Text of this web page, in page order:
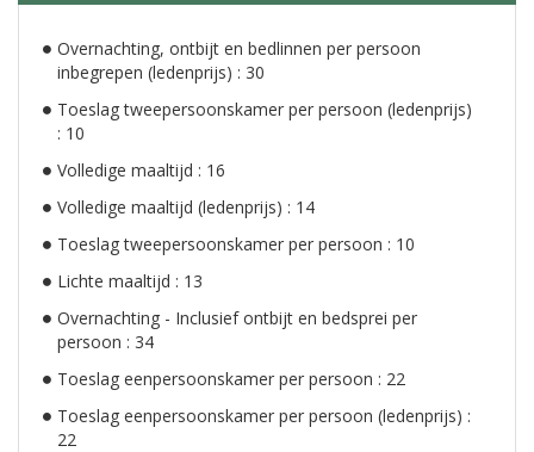
Overnachting, ontbijt en bedlinnen per persoon
inbegrepen (ledenprijs) : 30
Toeslag tweepersoonskamer per persoon (ledenprijs)
: 10
Volledige maaltijd : 16
Volledige maaltijd (ledenprijs) : 14
Toeslag tweepersoonskamer per persoon : 10
Lichte maaltijd : 13
Overnachting - Inclusief ontbijt en bedsprei per
persoon : 34
Toeslag eenpersoonskamer per persoon : 22
Toeslag eenpersoonskamer per persoon (ledenprijs) :
22